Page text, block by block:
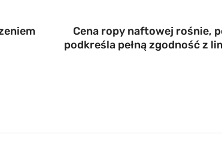
Cena ropy naftowej rośnie,
podkreśla pełną zgodność z